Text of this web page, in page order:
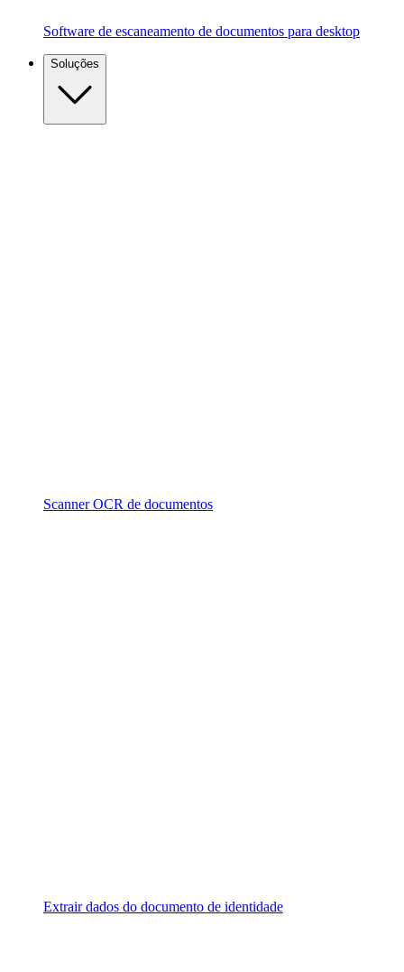
Software de escaneamento de documentos para desktop
Soluções
Scanner OCR de documentos
Extrair dados do documento de identidade